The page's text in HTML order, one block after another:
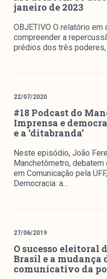
Entrevistas M
O Manchetômetro é um
cobertura da grande mídia
política produzido pelo
e Esfera Pública
Metodologia
Equipe
Na Mídia
Parcerias
Contato
janeiro de 2023
OBJETIVO O relatório
compreender a
prédios dos três
22/07/2020
#18 Podcast do
Imprensa e
e a ‘ditabranda’
Neste episódio, João
Manchetômetro,
em Comunicação pela
Democracia: a…
27/06/2019
O sucesso eleitoral
Brasil e a mudança
comunicativo da